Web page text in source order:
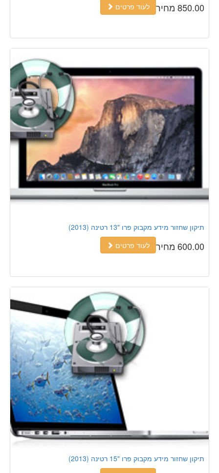
לעוד פרטים
850.00 מחיר
תיקון שחזור מידע מקבוק פרו "13 רטינה (2013)
לעוד פרטים
600.00 מחיר
תיקון שחזור מידע מקבוק פרו "15 רטינה (2013)